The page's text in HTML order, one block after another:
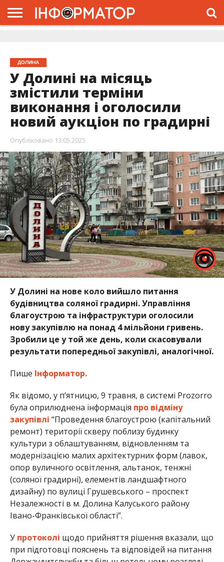
ДОЛИНА
У Долині на місяць
змістили терміни
виконання і оголосили
новий аукціон по градирні
Опубліковано 13.05.2025
У Долині на нове коло вийшло питання
будівництва соляної градирні. Управління
благоустрою та інфраструктури оголосили
нову закупівлю на понад 4 мільйони гривень.
Зробили це у той же день, коли скасовували
результати попередньої закупівлі, аналогічної.
Пише Інформатор.
Як відомо, у п’ятницю, 9 травня, в системі Prozorro
була оприлюднена інформація про відміну
закупівлі “Проведення благоустрою (капітальний
ремонт) території скверу поблизу будинку
культури з облаштуванням, відновленням та
модернізацією малих архітектурних форм (лавок,
опор вуличного освітлення, альтанок, тенжні
(соляної градирні), елементів ландшафтного
дизайну) по вулиці Грушевського – проспект
Незалежності в м. Долина Калуського району
Івано-Франківської області”.
У протоколі щодо прийняття рішення вказали, що
при підготовці пояснень та відповідей на питання